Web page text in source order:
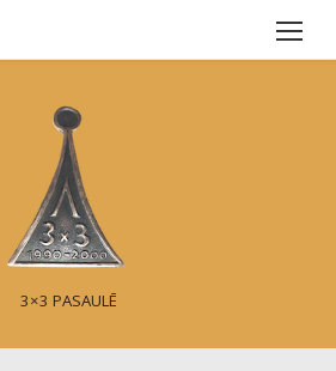
3×3 PASAULĒ